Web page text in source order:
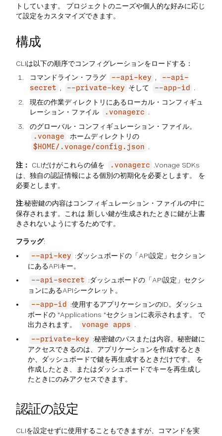
トしています。 プロジェクトのニーズや個人的な好みに応じ
て設定をカスタマイズできます。
構成
CLIは以下の順序でコンフィグレーションをロードする：
コマンドライン・フラグ
--api-key ,
--api-
secret
, --private-key そして --app-id
.
現在の作業ディレクトリにあるローカル・コンフィギュ
レーション・ファイル
.vonagerc
.
のグローバル・コンフィギュレーション・ファイル。
.vonage ホームディレクトリの
$HOME/.vonage/config.json .
注： CLIだけがこれらの値を .vonagerc
.Vonage SDKs
は、独自の認証情報による個別の初期化を必要とします。 を
必要とします。
注:秘密鍵の内容はコンフィギュレーション・ファイルの中に
保存されます。これは 新しい鍵が生成されたときに鍵が上書
きされないようにするためです。
フラッグ:
--api-key
:ダッシュボードの「API設定」セクション
にあるAPIキー。
--api-secret
:ダッシュボードの「API設定」セクシ
ョンにあるAPIシークレット。
--app-id
:使用するアプリケーションのID。ダッシュ
ボードの "Applications "セクションに表示されます。 で
出力されます。
vonage apps .
--private-key
:秘密鍵のパスまたは内容。秘密鍵に
アクセスできるのは、アプリケーションを作成するとき
か、ダッシュボードで鍵を再生成するときだけです。 を
作成したとき、またはダッシュボードでキーを再生成し
たときにのみアクセスできます。
認証の設定
CLIを設定せずに使用することもできますが、コマンドを実